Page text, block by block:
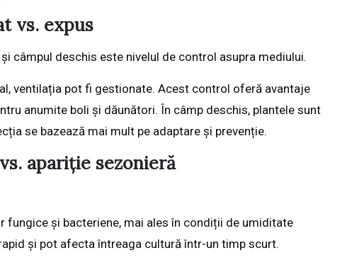
vs. expus
câmpul deschis este nivelul de control asupra mediului.
ventilația pot fi gestionate. Acest control oferă avantaje
anumite boli și dăunători. În câmp deschis, plantele sunt
se bazează mai mult pe adaptare și prevenție.
apariție sezonieră
și bacteriene, mai ales în condiții de umiditate
și pot afecta întreaga cultură într-un timp scurt.